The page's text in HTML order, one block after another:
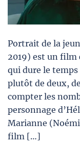
Portrait de la
2019) est un film
qui dure le temps
plutôt de deux,
compter les
personnage
Marianne
film […]